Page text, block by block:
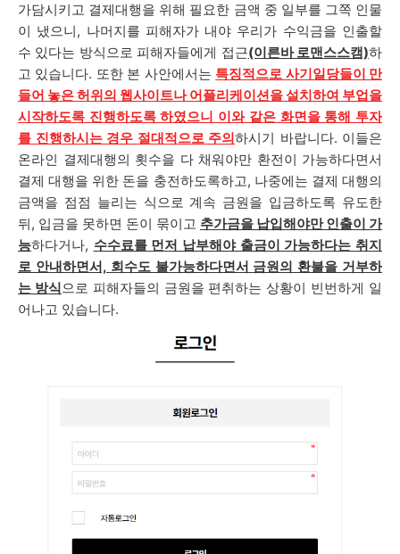
가담시키고 결제대행을 위해 필요한 금액 중 일부를 그쪽 인물
이 냈으니, 나머지를 피해자가 내야 우리가 수익금을 인출할
수 있다는 방식으로 피해자들에게 접근(이른바 로맨스스캠)하
고 있습니다. 또한 본 사안에서는 특징적으로 사기일당들이 만
들어 놓은 허위의 웹사이트나 어플리케이션을 설치하여 부업을
시작하도록 진행하도록 하였으니 이와 같은 화면을 통해 투자
를 진행하시는 경우 절대적으로 주의하시기 바랍니다. 이들은
온라인 결제대행의 횟수을 다 채워야만 환전이 가능하다면서
결제 대행을 위한 돈을 충전하도록하고, 나중에는 결제 대행의
금액을 점점 늘리는 식으로 계속 금원을 입금하도록 유도한
뒤, 입금을 못하면 돈이 묶이고 추가금을 납입해야만 인출이 가
능하다거나, 수수료를 먼저 납부해야 출금이 가능하다는 취지
로 안내하면서, 회수도 불가능하다면서 금원의 환불을 거부하
는 방식으로 피해자들의 금원을 편취하는 상황이 빈번하게 일
어나고 있습니다.